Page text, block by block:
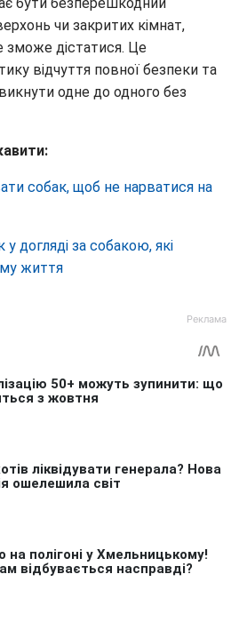
чи закритих кімнат,
зможе дістатися. Це
відчуття повної безпеки та
одне до одного без
собак, щоб не нарватися на
догляді за собакою, які
життя